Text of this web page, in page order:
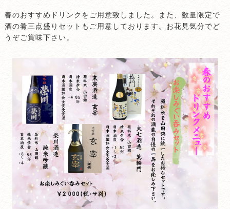
春のおすすめドリンクをご用意致しました。また、数量限定で
酒の肴三点盛りセットもご用意しております。お花見気分でど
うぞご賞味下さい。